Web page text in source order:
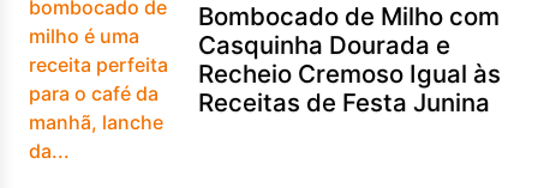
Bombocado de Milho com
Casquinha Dourada e
Recheio Cremoso Igual às
Receitas de Festa Junina